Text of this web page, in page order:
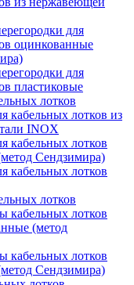
для
оцинкованные
для
пластиковые
лотков
кабельных лотков из
INOX
кабельных лотков
Сендзимира)
кабельных лотков
лотков
кабельных лотков
(метод
кабельных лотков
Сендзимира)